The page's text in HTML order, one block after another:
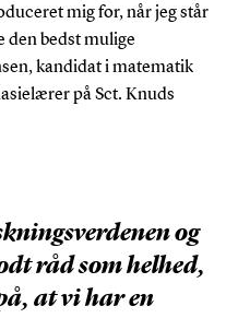
mig for, når jeg står
den bedst mulige
kandidat i matematik
på Sct. Knuds
og
råd som helhed,
at vi har en